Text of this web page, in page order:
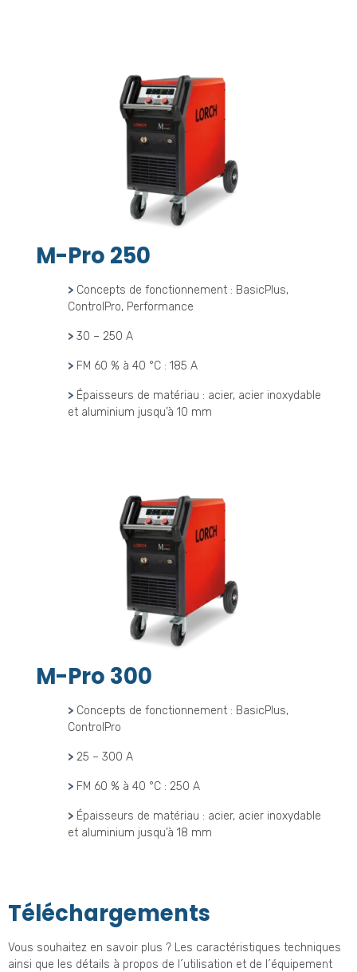
M-Pro 250
> Concepts de fonctionnement : BasicPlus,
ControlPro, Performance
> 30 – 250 A
> FM 60 % à 40 °C : 185 A
> Épaisseurs de matériau : acier, acier inoxydable
et aluminium jusqu’à 10 mm
M-Pro 300
> Concepts de fonctionnement : BasicPlus,
ControlPro
> 25 – 300 A
> FM 60 % à 40 °C : 250 A
> Épaisseurs de matériau : acier, acier inoxydable
et aluminium jusqu’à 18 mm
Téléchargements
Vous souhaitez en savoir plus ? Les caractéristiques techniques
ainsi que les détails à propos de l´utilisation et de l´équipement